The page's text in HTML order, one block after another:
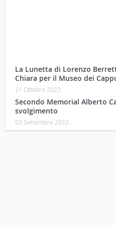
La Lunetta di Lorenzo
Chiara per il Museo dei
21 Ottobre 2022
Secondo Memorial Alberto
svolgimento
03 Settembre 2022